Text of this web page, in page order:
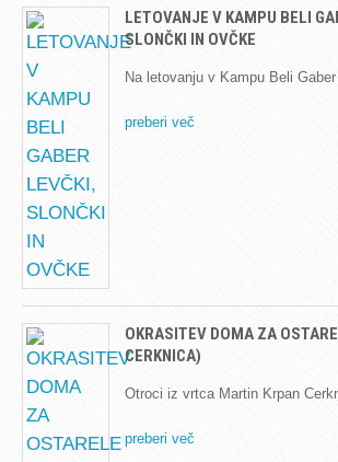
LETOVANJE V KAMPU BELI
SLONČKI IN OVČKE
Na letovanju v Kampu Beli
preberi več
OKRASITEV DOMA ZA
CERKNICA)
Otroci iz vrtca Martin Krpan
preberi več